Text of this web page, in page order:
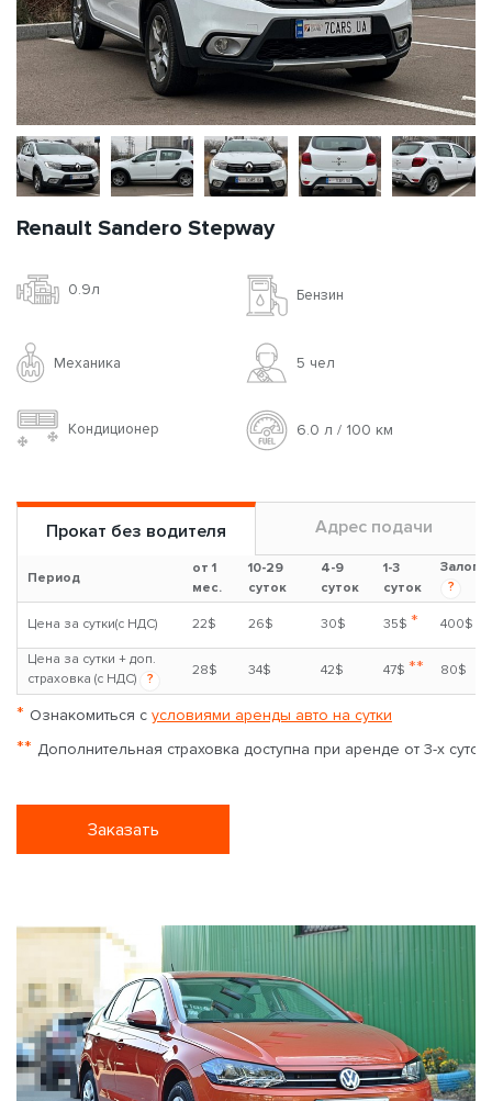
Renault Sandero Stepway
0.9л Бензин
Механика 5 чел
Кондиционер 6.0 л / 100 км
Прокат без водителя Адрес подачи
Период
от 1
мес.
10-29
суток
4-9
суток
1-3
суток
Залог
?
Цена за сутки(с НДС) 22$ 26$ 30$ 35$ * 400$
Цена за сутки + доп.
страховка (с НДС)
?
28$ 34$ 42$ 47$ ** 80$
* Ознакомиться с условиями аренды авто на сутки
** Дополнительная страховка доступна при аренде от 3-х суток
Заказать